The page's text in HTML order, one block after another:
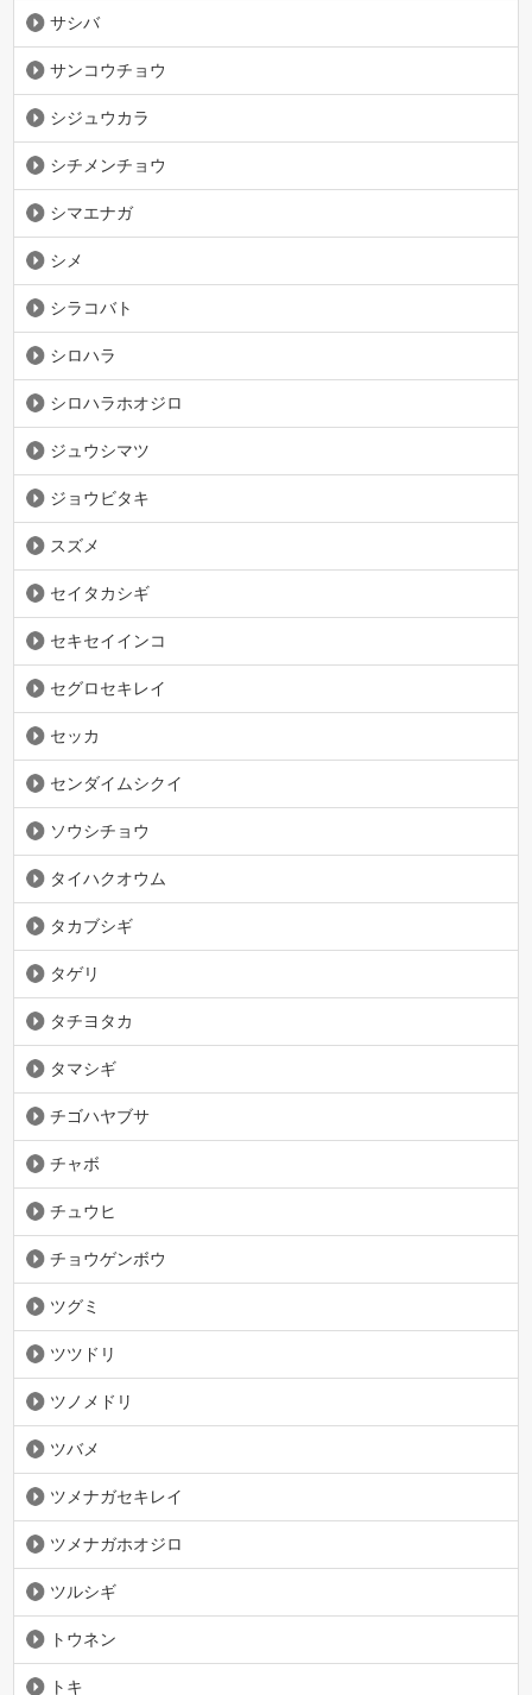
サシバ
サンコウチョウ
シジュウカラ
シチメンチョウ
シマエナガ
シメ
シラコバト
シロハラ
シロハラホオジロ
ジュウシマツ
ジョウビタキ
スズメ
セイタカシギ
セキセイインコ
セグロセキレイ
セッカ
センダイムシクイ
ソウシチョウ
タイハクオウム
タカブシギ
タゲリ
タチヨタカ
タマシギ
チゴハヤブサ
チャボ
チュウヒ
チョウゲンボウ
ツグミ
ツツドリ
ツノメドリ
ツバメ
ツメナガセキレイ
ツメナガホオジロ
ツルシギ
トウネン
トキ